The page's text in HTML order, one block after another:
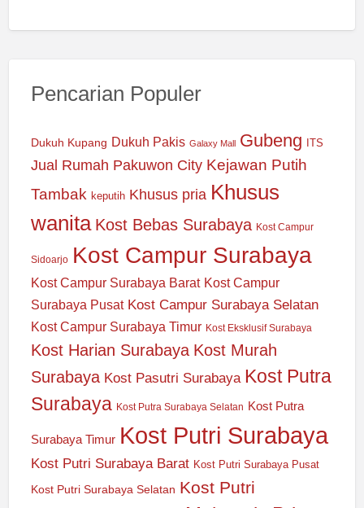
Pencarian Populer
Dukuh Kupang Dukuh Pakis Galaxy Mall Gubeng ITS
Jual Rumah Pakuwon City Kejawan Putih
Tambak keputih Khusus pria Khusus
wanita Kost Bebas Surabaya Kost Campur
Sidoarjo Kost Campur Surabaya
Kost Campur Surabaya Barat Kost Campur
Surabaya Pusat Kost Campur Surabaya Selatan
Kost Campur Surabaya Timur Kost Eksklusif Surabaya
Kost Harian Surabaya Kost Murah
Surabaya Kost Pasutri Surabaya Kost Putra
Surabaya Kost Putra Surabaya Selatan Kost Putra
Surabaya Timur Kost Putri Surabaya
Kost Putri Surabaya Barat Kost Putri Surabaya Pusat
Kost Putri Surabaya Selatan Kost Putri